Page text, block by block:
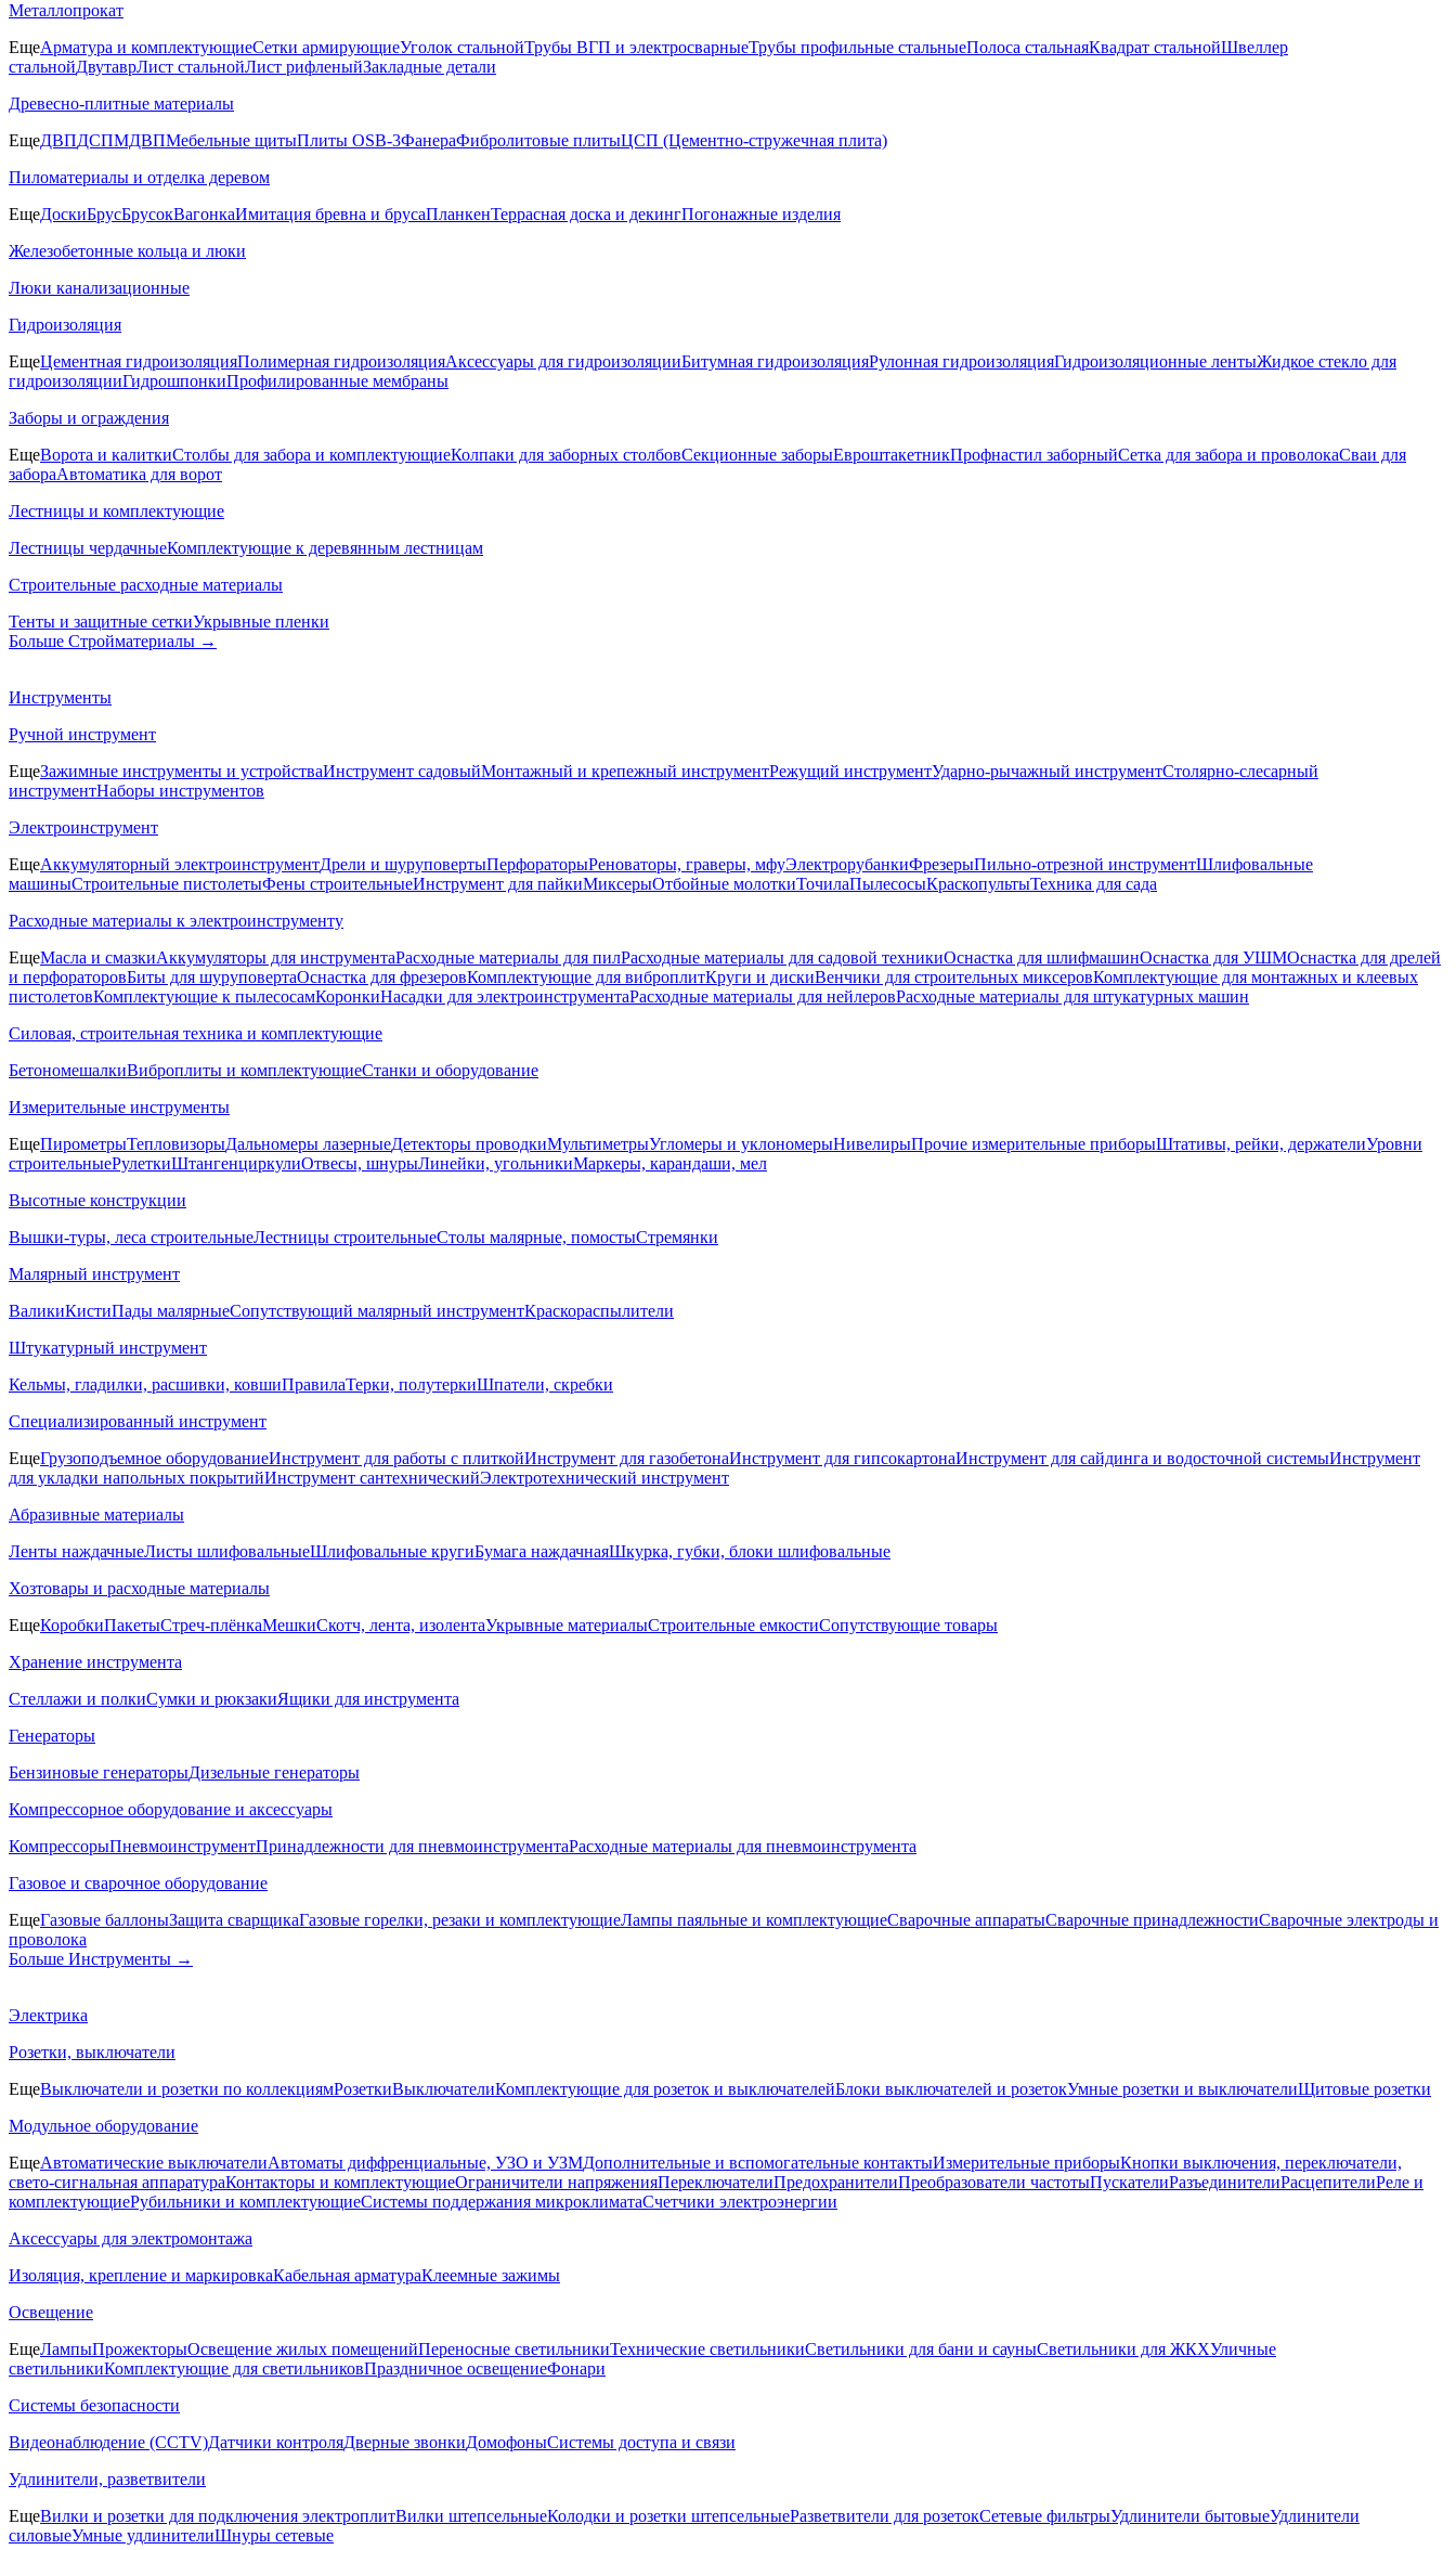
Металлопрокат
ЕщеАрматура и комплектующиеСетки армирующиеУголок стальнойТрубы ВГП и электросварныеТрубы профильные стальныеПолоса стальнаяКвадрат стальнойШвеллер
стальнойДвутаврЛист стальнойЛист рифленыйЗакладные детали
Древесно-плитные материалы
ЕщеДВПДСПМДВПМебельные щитыПлиты OSB-3ФанераФибролитовые плитыЦСП (Цементно-стружечная плита)
Пиломатериалы и отделка деревом
ЕщеДоскиБрусБрусокВагонкаИмитация бревна и брусаПланкенТеррасная доска и декингПогонажные изделия
Железобетонные кольца и люки
Люки канализационные
Гидроизоляция
ЕщеЦементная гидроизоляцияПолимерная гидроизоляцияАксессуары для гидроизоляцииБитумная гидроизоляцияРулонная гидроизоляцияГидроизоляционные лентыЖидкое стекло для
гидроизоляцииГидрошпонкиПрофилированные мембраны
Заборы и ограждения
ЕщеВорота и калиткиСтолбы для забора и комплектующиеКолпаки для заборных столбовСекционные заборыЕвроштакетникПрофнастил заборныйСетка для забора и проволокаСваи для
забораАвтоматика для ворот
Лестницы и комплектующие
Лестницы чердачныеКомплектующие к деревянным лестницам
Строительные расходные материалы
Тенты и защитные сеткиУкрывные пленки
Больше Стройматериалы →
Инструменты
Ручной инструмент
ЕщеЗажимные инструменты и устройстваИнструмент садовыйМонтажный и крепежный инструментРежущий инструментУдарно-рычажный инструментСтолярно-слесарный
инструментНаборы инструментов
Электроинструмент
ЕщеАккумуляторный электроинструментДрели и шуруповертыПерфораторыРеноваторы, граверы, мфуЭлектрорубанкиФрезерыПильно-отрезной инструментШлифовальные
машиныСтроительные пистолетыФены строительныеИнструмент для пайкиМиксерыОтбойные молоткиТочилаПылесосыКраскопультыТехника для сада
Расходные материалы к электроинструменту
ЕщеМасла и смазкиАккумуляторы для инструментаРасходные материалы для пилРасходные материалы для садовой техникиОснастка для шлифмашинОснастка для УШМОснастка для дрелей
и перфораторовБиты для шуруповертаОснастка для фрезеровКомплектующие для виброплитКруги и дискиВенчики для строительных миксеровКомплектующие для монтажных и клеевых
пистолетовКомплектующие к пылесосамКоронкиНасадки для электроинструментаРасходные материалы для нейлеровРасходные материалы для штукатурных машин
Силовая, строительная техника и комплектующие
БетономешалкиВиброплиты и комплектующиеСтанки и оборудование
Измерительные инструменты
ЕщеПирометрыТепловизорыДальномеры лазерныеДетекторы проводкиМультиметрыУгломеры и уклономерыНивелирыПрочие измерительные приборыШтативы, рейки, держателиУровни
строительныеРулеткиШтангенциркулиОтвесы, шнурыЛинейки, угольникиМаркеры, карандаши, мел
Высотные конструкции
Вышки-туры, леса строительныеЛестницы строительныеСтолы малярные, помостыСтремянки
Малярный инструмент
ВаликиКистиПады малярныеСопутствующий малярный инструментКраскораспылители
Штукатурный инструмент
Кельмы, гладилки, расшивки, ковшиПравилаТерки, полутеркиШпатели, скребки
Специализированный инструмент
ЕщеГрузоподъемное оборудованиеИнструмент для работы с плиткойИнструмент для газобетонаИнструмент для гипсокартонаИнструмент для сайдинга и водосточной системыИнструмент
для укладки напольных покрытийИнструмент сантехническийЭлектротехнический инструмент
Абразивные материалы
Ленты наждачныеЛисты шлифовальныеШлифовальные кругиБумага наждачнаяШкурка, губки, блоки шлифовальные
Хозтовары и расходные материалы
ЕщеКоробкиПакетыСтреч-плёнкаМешкиСкотч, лента, изолентаУкрывные материалыСтроительные емкостиСопутствующие товары
Хранение инструмента
Стеллажи и полкиСумки и рюкзакиЯщики для инструмента
Генераторы
Бензиновые генераторыДизельные генераторы
Компрессорное оборудование и аксессуары
КомпрессорыПневмоинструментПринадлежности для пневмоинструментаРасходные материалы для пневмоинструмента
Газовое и сварочное оборудование
ЕщеГазовые баллоныЗащита сварщикаГазовые горелки, резаки и комплектующиеЛампы паяльные и комплектующиеСварочные аппаратыСварочные принадлежностиСварочные электроды и
проволока
Больше Инструменты →
Электрика
Розетки, выключатели
ЕщеВыключатели и розетки по коллекциямРозеткиВыключателиКомплектующие для розеток и выключателейБлоки выключателей и розетокУмные розетки и выключателиЩитовые розетки
Модульное оборудование
ЕщеАвтоматические выключателиАвтоматы диффренциальные, УЗО и УЗМДополнительные и вспомогательные контактыИзмерительные приборыКнопки выключения, переключатели,
свето-сигнальная аппаратураКонтакторы и комплектующиеОграничители напряженияПереключателиПредохранителиПреобразователи частотыПускателиРазъединителиРасцепителиРеле и
комплектующиеРубильники и комплектующиеСистемы поддержания микроклиматаСчетчики электроэнергии
Аксессуары для электромонтажа
Изоляция, крепление и маркировкаКабельная арматураКлеемные зажимы
Освещение
ЕщеЛампыПрожекторыОсвещение жилых помещенийПереносные светильникиТехнические светильникиСветильники для бани и сауныСветильники для ЖКХУличные
светильникиКомплектующие для светильниковПраздничное освещениеФонари
Системы безопасности
Видеонаблюдение (CCTV)Датчики контроляДверные звонкиДомофоныСистемы доступа и связи
Удлинители, разветвители
ЕщеВилки и розетки для подключения электроплитВилки штепсельныеКолодки и розетки штепсельныеРазветвители для розетокСетевые фильтрыУдлинители бытовыеУдлинители
силовыеУмные удлинителиШнуры сетевые